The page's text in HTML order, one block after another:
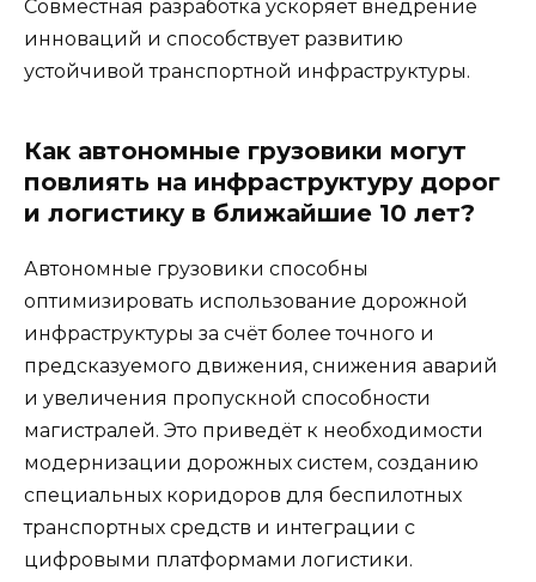
Совместная разработка ускоряет внедрение
инноваций и способствует развитию
устойчивой транспортной инфраструктуры.
Как автономные грузовики могут
повлиять на инфраструктуру дорог
и логистику в ближайшие 10 лет?
Автономные грузовики способны
оптимизировать использование дорожной
инфраструктуры за счёт более точного и
предсказуемого движения, снижения аварий
и увеличения пропускной способности
магистралей. Это приведёт к необходимости
модернизации дорожных систем, созданию
специальных коридоров для беспилотных
транспортных средств и интеграции с
цифровыми платформами логистики.